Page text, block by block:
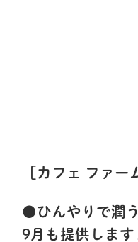
［カフェ ファー
●ひんやりで潤
9月も提供しま